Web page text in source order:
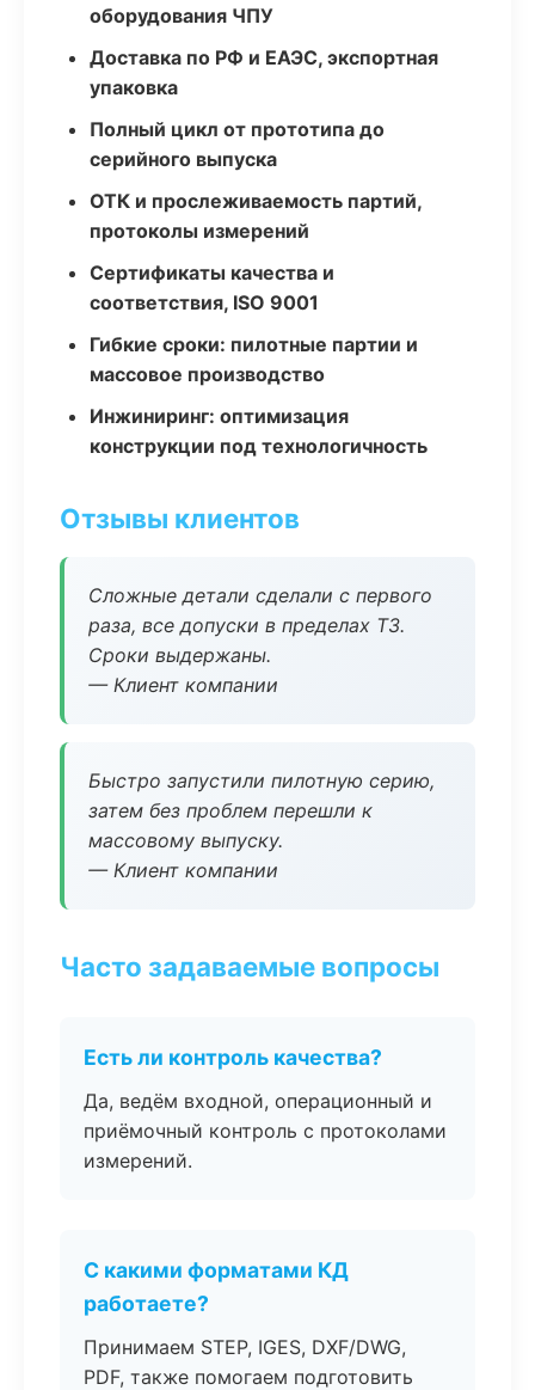
оборудования ЧПУ
Доставка по РФ и ЕАЭС, экспортная
упаковка
Полный цикл от прототипа до
серийного выпуска
ОТК и прослеживаемость партий,
протоколы измерений
Сертификаты качества и
соответствия, ISO 9001
Гибкие сроки: пилотные партии и
массовое производство
Инжиниринг: оптимизация
конструкции под технологичность
Отзывы клиентов
Сложные детали сделали с первого
раза, все допуски в пределах ТЗ.
Сроки выдержаны.
— Клиент компании
Быстро запустили пилотную серию,
затем без проблем перешли к
массовому выпуску.
— Клиент компании
Часто задаваемые вопросы
Есть ли контроль качества?
Да, ведём входной, операционный и
приёмочный контроль с протоколами
измерений.
С какими форматами КД
работаете?
Принимаем STEP, IGES, DXF/DWG,
PDF, также помогаем подготовить